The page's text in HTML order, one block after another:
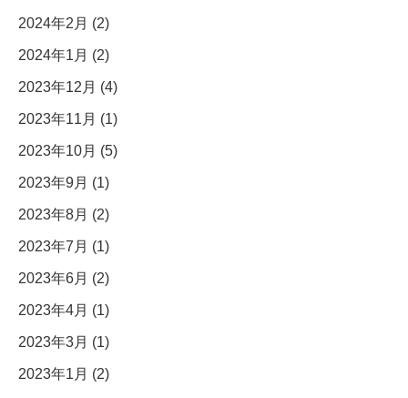
2024年2月 (2)
2024年1月 (2)
2023年12月 (4)
2023年11月 (1)
2023年10月 (5)
2023年9月 (1)
2023年8月 (2)
2023年7月 (1)
2023年6月 (2)
2023年4月 (1)
2023年3月 (1)
2023年1月 (2)